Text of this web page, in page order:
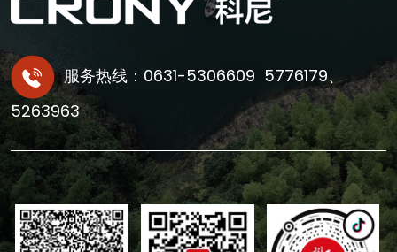
服务热线：0631-5306609 5776179、
5263963